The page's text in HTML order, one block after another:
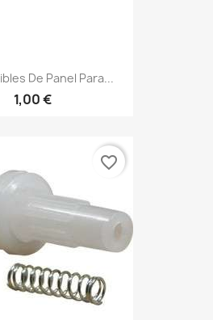
De Panel Para...
1,00 €
favorite_border